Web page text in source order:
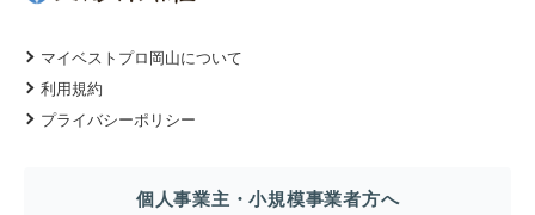
マイベストプロ岡山について
利用規約
プライバシーポリシー
個人事業主・小規模事業者方へ